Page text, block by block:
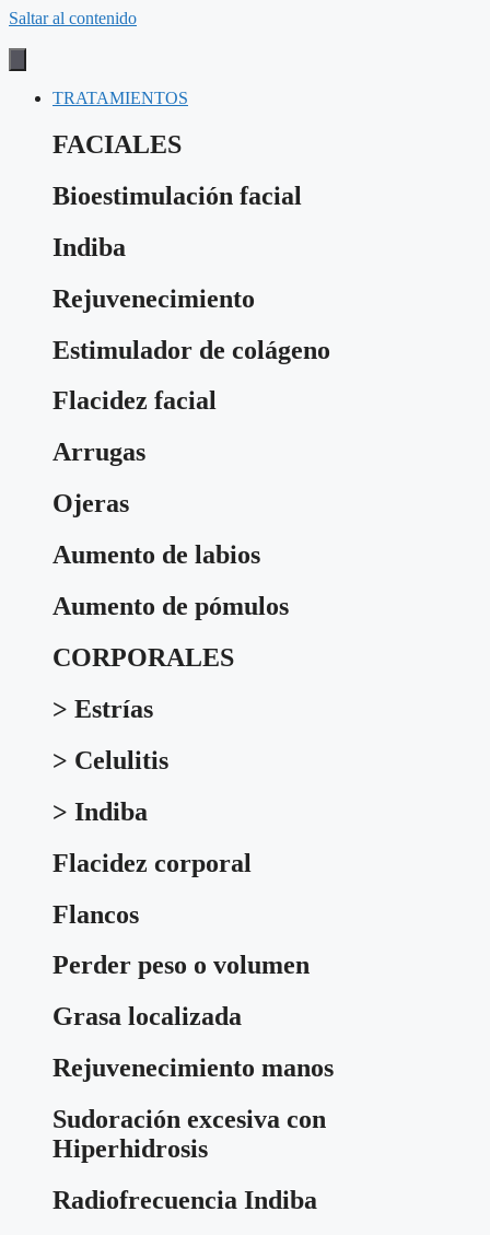
Saltar al contenido
TRATAMIENTOS
FACIALES
Bioestimulación facial
Indiba
Rejuvenecimiento
Estimulador de colágeno
Flacidez facial
Arrugas
Ojeras
Aumento de labios
Aumento de pómulos
CORPORALES
> Estrías
> Celulitis
> Indiba
Flacidez corporal
Flancos
Perder peso o volumen
Grasa localizada
Rejuvenecimiento manos
Sudoración excesiva con
Hiperhidrosis
Radiofrecuencia Indiba